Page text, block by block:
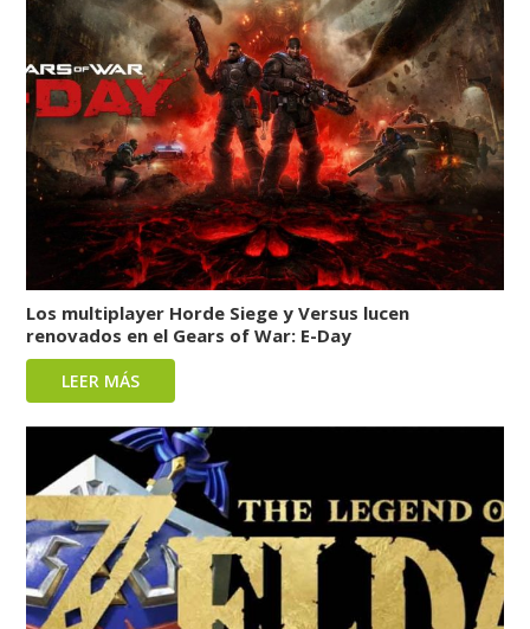
Los multiplayer Horde Siege y Versus lucen
renovados en el Gears of War: E-Day
LEER MÁS